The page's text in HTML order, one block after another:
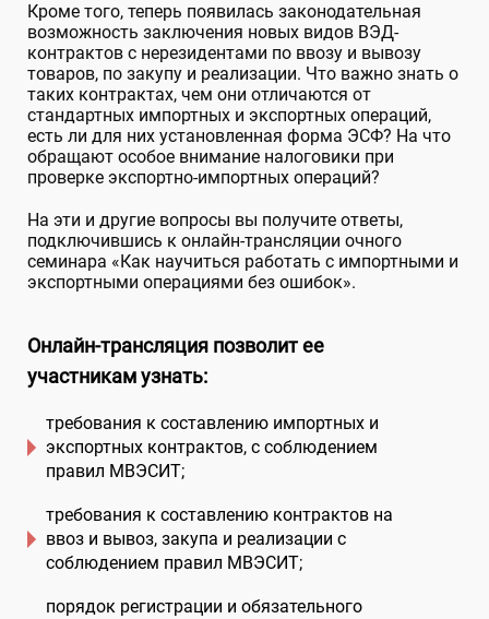
Кроме того, теперь появилась законодательная
возможность заключения новых видов ВЭД-
контрактов с нерезидентами по ввозу и вывозу
товаров, по закупу и реализации. Что важно знать о
таких контрактах, чем они отличаются от
стандартных импортных и экспортных операций,
есть ли для них установленная форма ЭСФ? На что
обращают особое внимание налоговики при
проверке экспортно-импортных операций?
На эти и другие вопросы вы получите ответы,
подключившись к онлайн-трансляции очного
семинара «Как научиться работать с импортными и
экспортными операциями без ошибок».
Онлайн-трансляция позволит ее
участникам узнать:
требования к составлению импортных и
экспортных контрактов, с соблюдением
правил МВЭСИТ;
требования к составлению контрактов на
ввоз и вывоз, закупа и реализации с
соблюдением правил МВЭСИТ;
порядок регистрации и обязательного